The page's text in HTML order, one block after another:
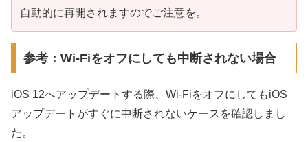
自動的に再開されますのでご注意を。
参考：Wi-Fiをオフにしても中断されない場合
iOS 12へアップデートする際、Wi-FiをオフにしてもiOS
アップデートがすぐに中断されないケースを確認しまし
た。